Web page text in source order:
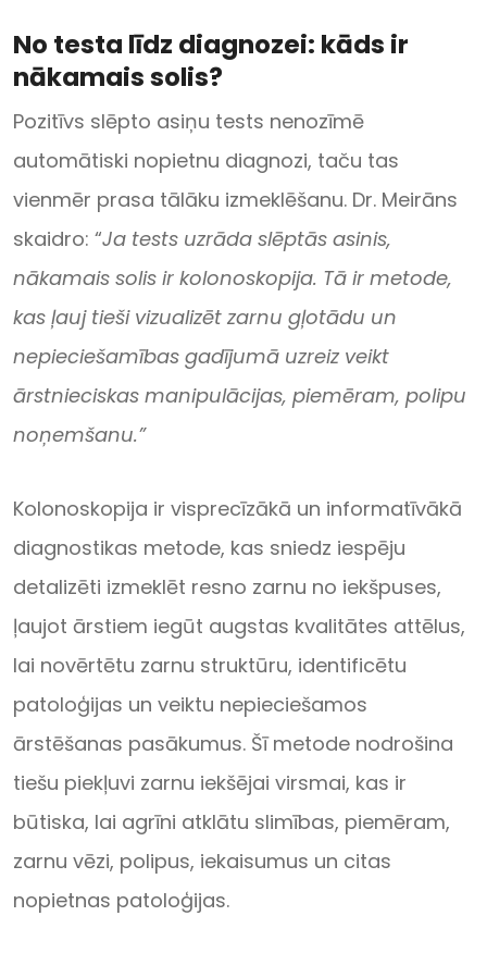
No testa līdz diagnozei: kāds ir
nākamais solis?
Pozitīvs slēpto asiņu tests nenozīmē
automātiski nopietnu diagnozi, taču tas
vienmēr prasa tālāku izmeklēšanu. Dr. Meirāns
skaidro: “Ja tests uzrāda slēptās asinis,
nākamais solis ir kolonoskopija. Tā ir metode,
kas ļauj tieši vizualizēt zarnu gļotādu un
nepieciešamības gadījumā uzreiz veikt
ārstnieciskas manipulācijas, piemēram, polipu
noņemšanu.”
Kolonoskopija ir visprecīzākā un informatīvākā
diagnostikas metode, kas sniedz iespēju
detalizēti izmeklēt resno zarnu no iekšpuses,
ļaujot ārstiem iegūt augstas kvalitātes attēlus,
lai novērtētu zarnu struktūru, identificētu
patoloģijas un veiktu nepieciešamos
ārstēšanas pasākumus. Šī metode nodrošina
tiešu piekļuvi zarnu iekšējai virsmai, kas ir
būtiska, lai agrīni atklātu slimības, piemēram,
zarnu vēzi, polipus, iekaisumus un citas
nopietnas patoloģijas.